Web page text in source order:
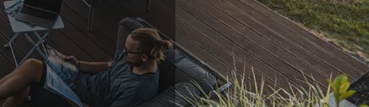
„Die Bestellung ist innerhalb von 4
Tagen bei mir eingetroffen,
obwohl ein Wochenende
dazwischen lag. Absolut TOP!
Sicherlich nicht die letzte
Bestellung. Vielen Dank und weiter
so.“
07.08.2026
Versand